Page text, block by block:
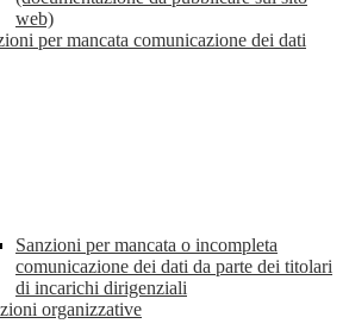
web)
per mancata comunicazione dei dati
Sanzioni per mancata o incompleta
comunicazione dei dati da parte dei titolari
di incarichi dirigenziali
organizzative